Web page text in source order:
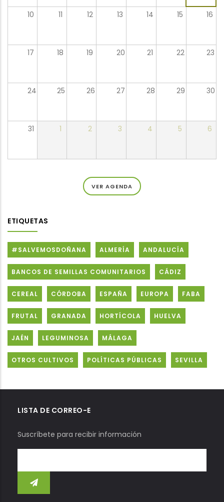
10 11 12 13 14 15 16
17 18 19 20 21 22 23
24 25 26 27 28 29 30
31 1 2 3 4 5 6
VER AGENDA
ETIQUETAS
#SALVEMOSDOÑANA ALMERÍA ANDALUCÍA
BANCOS DE SEMILLAS COMUNITARIOS CÁDIZ
CEREAL CÓRDOBA ESPAÑA EUROPA FABA
FRUTAL GRANADA HORTÍCOLA HUELVA
JAÉN LEGUMINOSA MÁLAGA
OTROS CULTIVOS POLÍTICAS PÚBLICAS SEVILLA
LISTA DE CORREO-E
Suscríbete para recibir información